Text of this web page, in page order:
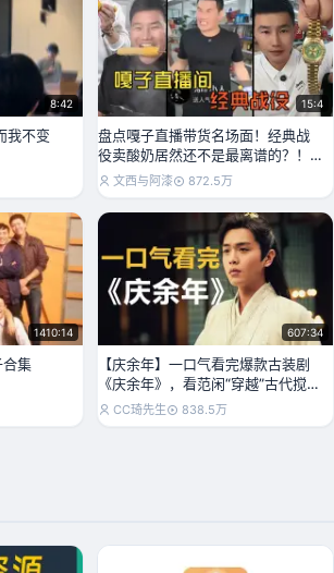
8:42
我不变
15:4
盘点嘎子直播带货名场面！经典战
役卖酸奶居然还不是最离谱的？！
哈哈哈哈
文西与阿漆 872.5万
1410:14
合集
607:34
【庆余年】一口气看完爆款古装剧
《庆余年》，看范闲“穿越”古代搅弄
朝堂！
CC琦先生 838.5万